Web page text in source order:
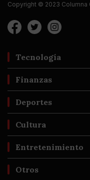
Copyright © 2023 Columna
Tecnología
Finanzas
Deportes
Cultura
Entretenimiento
Otros